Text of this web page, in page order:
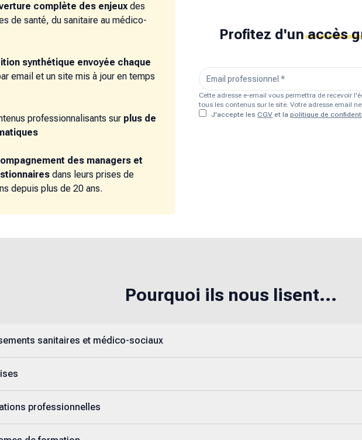
Profitez d'un accès
Cette adresse e-email vous permettra de recevoir
tous les contenus sur le site. Votre adresse email
J'accepte les CGV et la politique de
complète des enjeuxdes
de santé, du sanitaire au médico-
synthétique envoyée chaque
email et un site mis à jour en temps
professionnalisants sur plus de
des managers et
dans leurs prises de
depuis plus de 20 ans.
Pourquoi ils nous lisent...
sanitaires et médico-sociaux
professionnelles